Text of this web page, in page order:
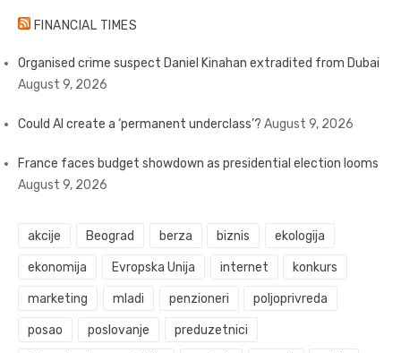
FINANCIAL TIMES
Organised crime suspect Daniel Kinahan extradited from Dubai
August 9, 2026
Could AI create a ‘permanent underclass’? August 9, 2026
France faces budget showdown as presidential election looms
August 9, 2026
akcije Beograd berza biznis ekologija
ekonomija Evropska Unija internet konkurs
marketing mladi penzioneri poljoprivreda
posao poslovanje preduzetnici